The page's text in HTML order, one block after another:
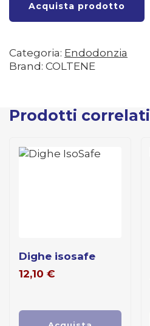
Acquista prodotto
Categoria: Endodonzia
Brand: COLTENE
Prodotti correlati
dighe isosafe
12,10 €